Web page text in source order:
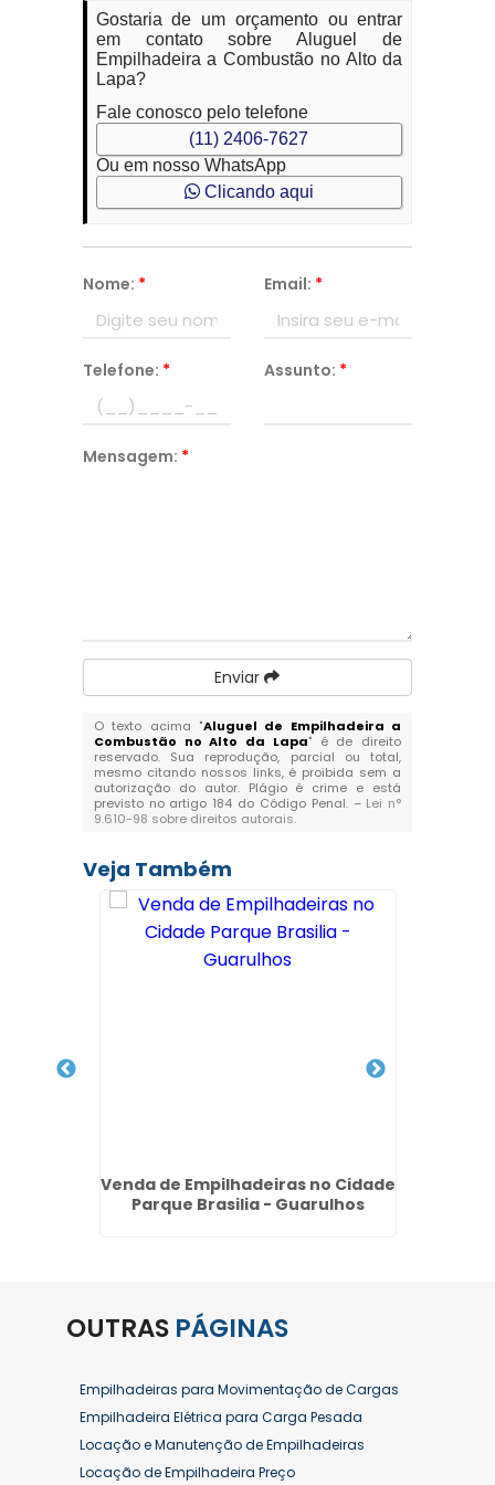
Gostaria de um orçamento ou entrar
em contato sobre Aluguel de
Empilhadeira a Combustão no Alto da
Lapa?
Fale conosco pelo telefone
(11) 2406-7627
Ou em nosso WhatsApp
Clicando aqui
Nome: * Email: *
Telefone: * Assunto: *
Mensagem: *
Enviar
O texto acima "Aluguel de Empilhadeira a
Combustão no Alto da Lapa" é de direito
reservado. Sua reprodução, parcial ou total,
mesmo citando nossos links, é proibida sem a
autorização do autor. Plágio é crime e está
previsto no artigo 184 do Código Penal. – Lei n°
9.610-98 sobre direitos autorais.
Veja Também
Venda de Empilhadeiras no Cidade
Parque Brasilia - Guarulhos
OUTRAS PÁGINAS
Empilhadeiras para Movimentação de Cargas
Empilhadeira Elétrica para Carga Pesada
Locação e Manutenção de Empilhadeiras
Locação de Empilhadeira Preço